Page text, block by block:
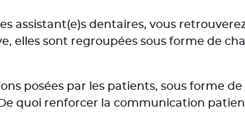
assistant(e)s dentaires, vous
elles sont regroupées sous forme de
posées par les patients, sous forme de
quoi renforcer la communication